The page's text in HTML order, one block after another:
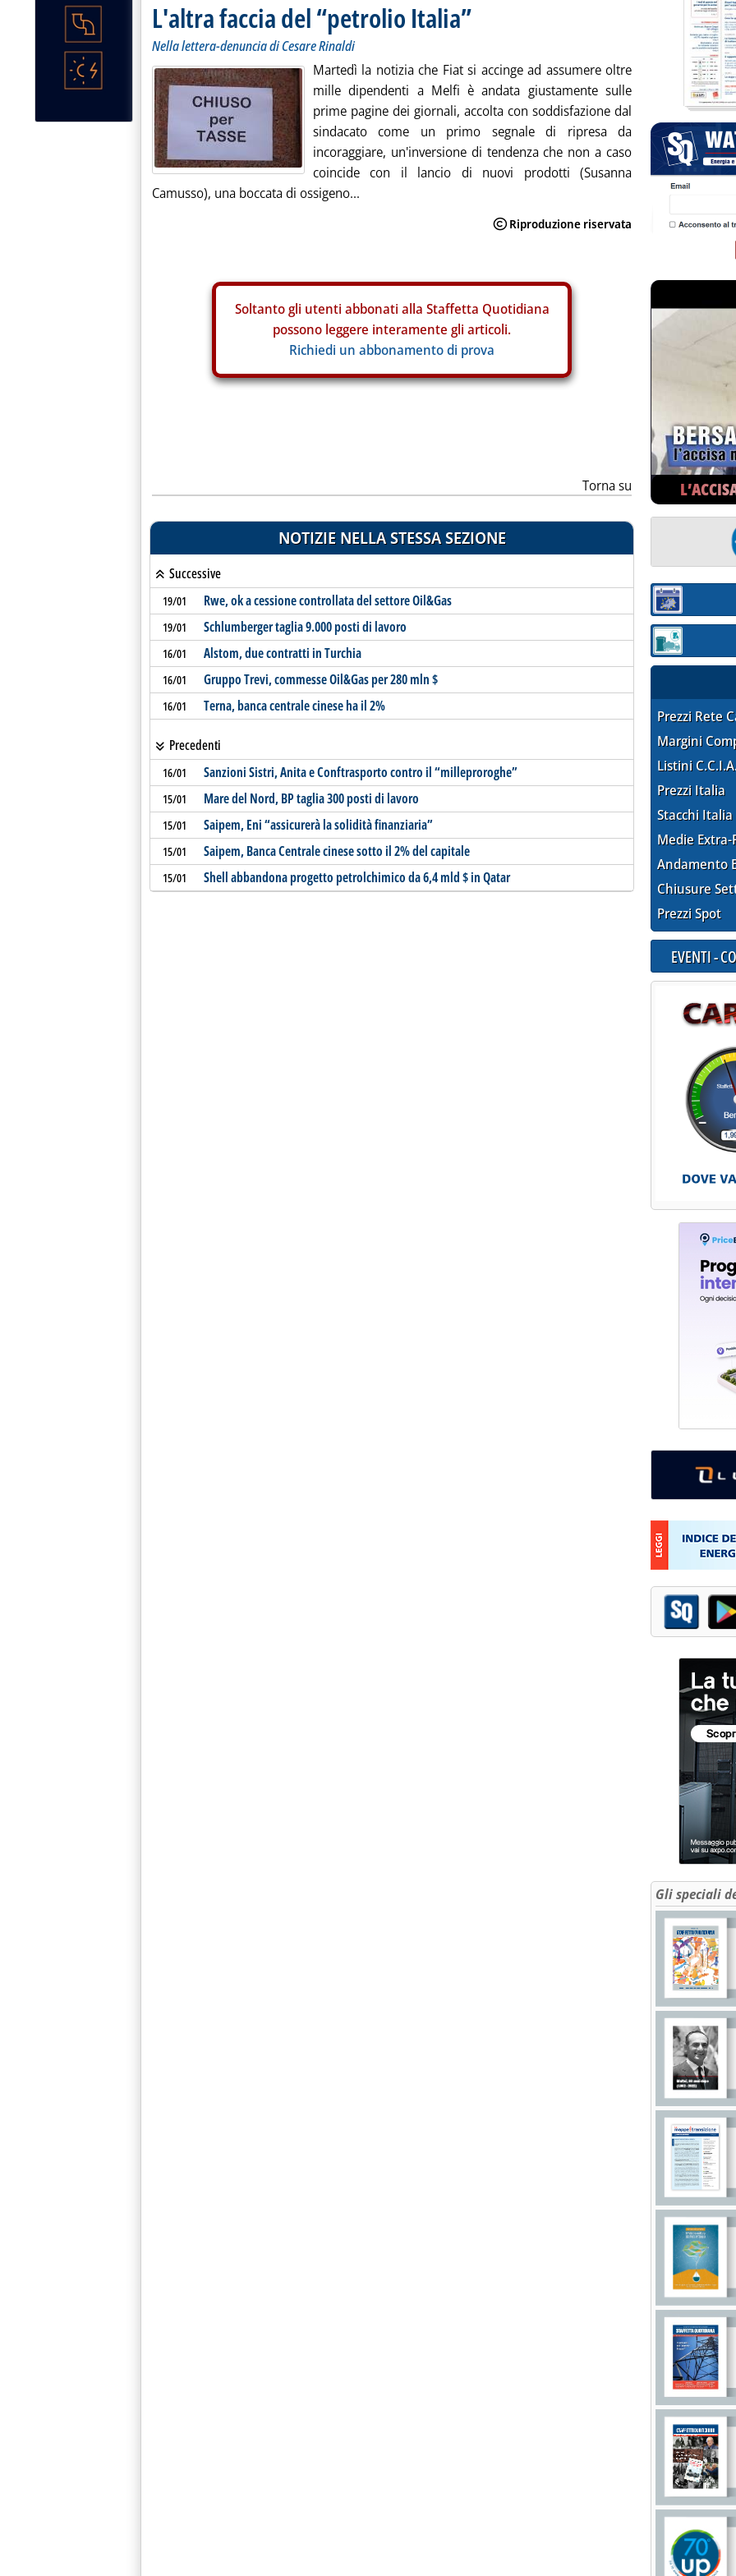
L'altra faccia del “petrolio Italia”
Nella lettera-denuncia di Cesare Rinaldi
Martedì la notizia che Fiat si accinge ad assumere oltre
mille dipendenti a Melfi è andata giustamente sulle
prime pagine dei giornali, accolta con soddisfazione dal
sindacato come un primo segnale di ripresa da
incoraggiare, un'inversione di tendenza che non a caso
coincide con il lancio di nuovi prodotti (Susanna
Camusso), una boccata di ossigeno...
Soltanto gli utenti abbonati alla Staffetta Quotidiana
possono leggere interamente gli articoli.
Richiedi un abbonamento di prova
Torna su
NOTIZIE NELLA STESSA SEZIONE
Successive
19/01 Rwe, ok a cessione controllata del settore Oil&Gas
19/01 Schlumberger taglia 9.000 posti di lavoro
16/01 Alstom, due contratti in Turchia
16/01 Gruppo Trevi, commesse Oil&Gas per 280 mln $
16/01 Terna, banca centrale cinese ha il 2%
Precedenti
16/01 Sanzioni Sistri, Anita e Conftrasporto contro il “milleproroghe”
15/01 Mare del Nord, BP taglia 300 posti di lavoro
15/01 Saipem, Eni “assicurerà la solidità finanziaria”
15/01 Saipem, Banca Centrale cinese sotto il 2% del capitale
15/01 Shell abbandona progetto petrolchimico da 6,4 mld $ in Qatar
Sezione:
Sezione:
Prezzi Rete
Margini
Listini
Prezzi Italia
Stacchi Italia
Medie Extra-
Andamento
Chiusure
Prezzi Spot
EVENTI -
Gli speciali